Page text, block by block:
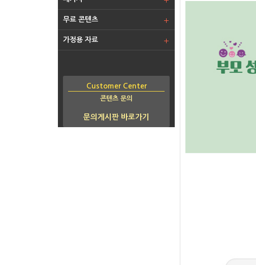
무료 콘텐츠
가정용 자료
Customer Center
콘텐츠 문의
문의게시판 바로가기